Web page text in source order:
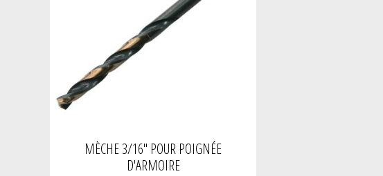
MÈCHE 3/16" POUR POIGNÉE
D'ARMOIRE